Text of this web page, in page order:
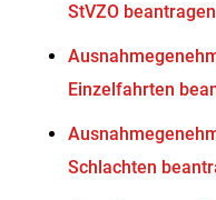
StVZO beantragen
Einzelfahrten
Schlachten